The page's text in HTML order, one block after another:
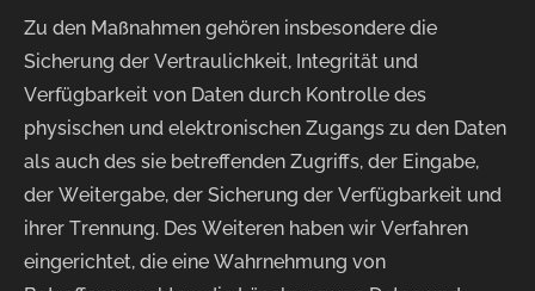
Zu den Maßnahmen gehören insbesondere die
Sicherung der Vertraulichkeit, Integrität und
Verfügbarkeit von Daten durch Kontrolle des
physischen und elektronischen Zugangs zu den Daten
als auch des sie betreffenden Zugriffs, der Eingabe,
der Weitergabe, der Sicherung der Verfügbarkeit und
ihrer Trennung. Des Weiteren haben wir Verfahren
eingerichtet, die eine Wahrnehmung von